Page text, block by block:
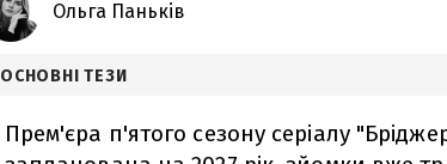
Ольга Паньків
ОСНОВНІ ТЕЗИ
Прем'єра п'ятого сезону серіалу